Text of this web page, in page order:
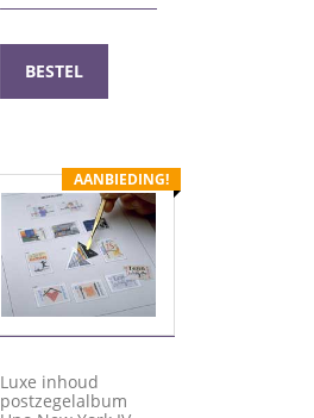
prijs
€ 78,00.
prijs
BESTEL
AANBIEDING!
Luxe inhoud
postzegelalbum